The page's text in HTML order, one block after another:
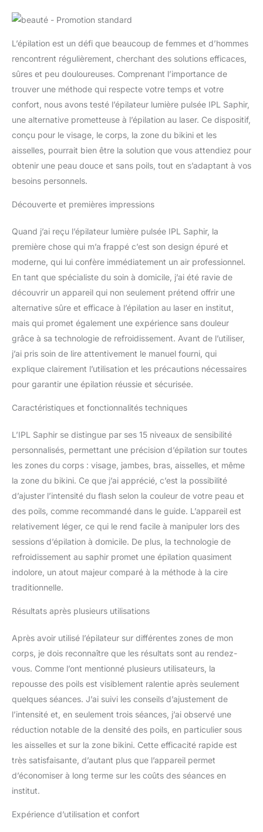
L’épilation est un défi que beaucoup de femmes et d’hommes
rencontrent régulièrement, cherchant des solutions efficaces,
sûres et peu douloureuses. Comprenant l’importance de
trouver une méthode qui respecte votre temps et votre
confort, nous avons testé l’épilateur lumière pulsée IPL Saphir,
une alternative prometteuse à l’épilation au laser. Ce dispositif,
conçu pour le visage, le corps, la zone du bikini et les
aisselles, pourrait bien être la solution que vous attendiez pour
obtenir une peau douce et sans poils, tout en s’adaptant à vos
besoins personnels.
Découverte et premières impressions
Quand j’ai reçu l’épilateur lumière pulsée IPL Saphir, la
première chose qui m’a frappé c’est son design épuré et
moderne, qui lui confère immédiatement un air professionnel.
En tant que spécialiste du soin à domicile, j’ai été ravie de
découvrir un appareil qui non seulement prétend offrir une
alternative sûre et efficace à l’épilation au laser en institut,
mais qui promet également une expérience sans douleur
grâce à sa technologie de refroidissement. Avant de l’utiliser,
j’ai pris soin de lire attentivement le manuel fourni, qui
explique clairement l’utilisation et les précautions nécessaires
pour garantir une épilation réussie et sécurisée.
Caractéristiques et fonctionnalités techniques
L’IPL Saphir se distingue par ses 15 niveaux de sensibilité
personnalisés, permettant une précision d’épilation sur toutes
les zones du corps : visage, jambes, bras, aisselles, et même
la zone du bikini. Ce que j’ai apprécié, c’est la possibilité
d’ajuster l’intensité du flash selon la couleur de votre peau et
des poils, comme recommandé dans le guide. L’appareil est
relativement léger, ce qui le rend facile à manipuler lors des
sessions d’épilation à domicile. De plus, la technologie de
refroidissement au saphir promet une épilation quasiment
indolore, un atout majeur comparé à la méthode à la cire
traditionnelle.
Résultats après plusieurs utilisations
Après avoir utilisé l’épilateur sur différentes zones de mon
corps, je dois reconnaître que les résultats sont au rendez-
vous. Comme l’ont mentionné plusieurs utilisateurs, la
repousse des poils est visiblement ralentie après seulement
quelques séances. J’ai suivi les conseils d’ajustement de
l’intensité et, en seulement trois séances, j’ai observé une
réduction notable de la densité des poils, en particulier sous
les aisselles et sur la zone bikini. Cette efficacité rapide est
très satisfaisante, d’autant plus que l’appareil permet
d’économiser à long terme sur les coûts des séances en
institut.
Expérience d’utilisation et confort